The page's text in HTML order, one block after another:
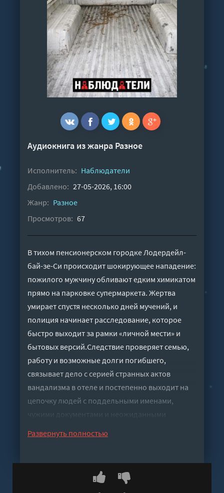
Аудиокнига из жанра Разное
Исполнитель: Наблюдатели
Добавлено: 27-05-2026, 16:00
Жанр: Разное
Просмотров: 67
В тихом пенсионерском городке Лодердейл-
бай-зе-Си происходит шокирующее нападение:
пожилого мужчину обливают едким химикатом
прямо на парковке супермаркета. Жертва
умирает спустя несколько дней мучений, и
полиция начинает расследование, которое
быстро выходит за рамки «личной мести» и
бытовых версий.Следствие проверяет семью,
работу и возможные долги погибшего,
связывает дело с серией странных актов
вандализма в отеле и постепенно выходит на
цепочку людей с поддельными именами,
чужими документами и неожиданными
мотивом, который сложно предугадать до
Развернуть полностью